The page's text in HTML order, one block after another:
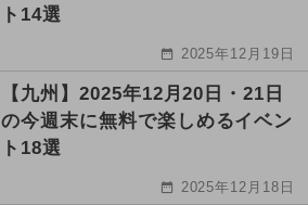
ト14選
2025年12月19日
【九州】2025年12月20日・21日
の今週末に無料で楽しめるイベン
ト18選
2025年12月18日